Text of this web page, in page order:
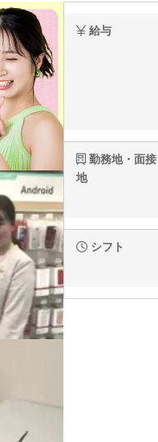
給与
勤務地・面接
地
シフト